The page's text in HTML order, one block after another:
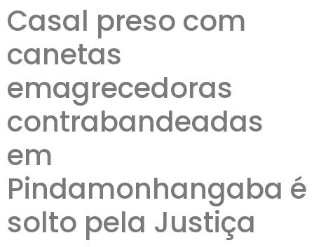
Casal preso com
canetas
emagrecedoras
contrabandeadas
em
Pindamonhangaba é
solto pela Justiça